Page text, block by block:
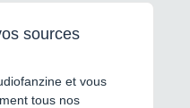
sources
et vous
tous nos